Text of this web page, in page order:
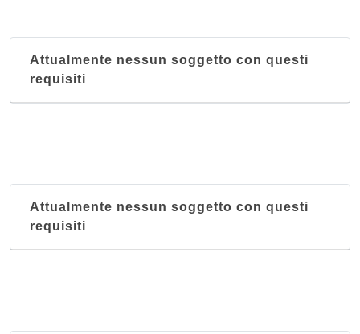
Attualmente nessun soggetto con questi
requisiti
Attualmente nessun soggetto con questi
requisiti